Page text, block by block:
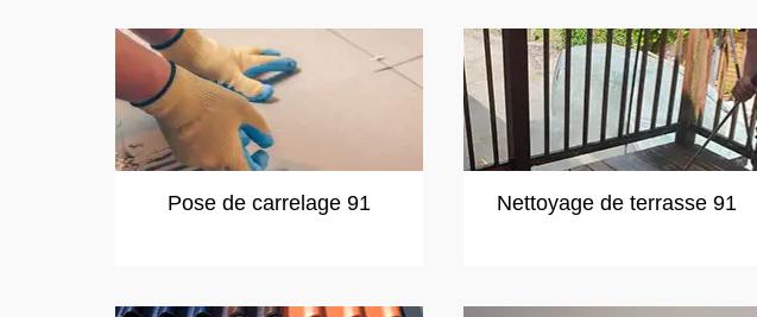
Pose de carrelage 91 Nettoyage de terrasse 91